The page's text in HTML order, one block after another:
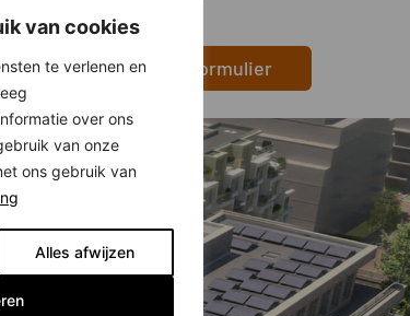
van cookies
te verlenen en
over ons
van onze
ons gebruik van
Alles afwijzen
Station.
voor het inschrijfformulier